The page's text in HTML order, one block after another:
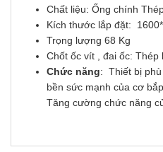
Chất liệu: Ống chính
Kích thước lắp đặt:
Trọng lượng 68 Kg
Chốt ốc vít , đai ốc: Thép
Chức năng: Thiết bị
bền sức mạnh của cơ
Tăng cường chức năng